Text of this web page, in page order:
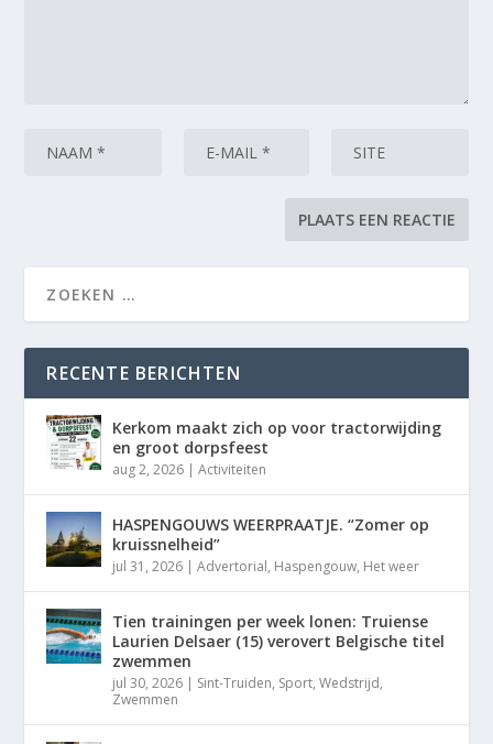
RECENTE BERICHTEN
Kerkom maakt zich op voor tractorwijding
en groot dorpsfeest
aug 2, 2026 |Activiteiten
HASPENGOUWS WEERPRAATJE. “Zomer op
kruissnelheid”
jul 31, 2026 |Advertorial, Haspengouw, Het weer
Tien trainingen per week lonen: Truiense
Laurien Delsaer (15) verovert Belgische titel
zwemmen
jul 30, 2026 | Sint-Truiden, Sport,Wedstrijd,
Zwemmen